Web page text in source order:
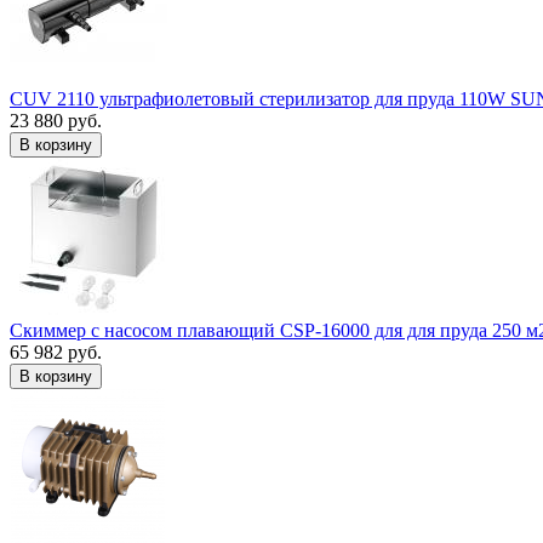
CUV 2110 ультрафиолетовый стерилизатор для пруда 110W
23 880 руб.
В корзину
Скиммер с насосом плавающий CSP-16000 для для пруда 250
65 982 руб.
В корзину